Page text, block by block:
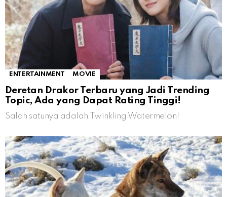
ENTERTAINMENT MOVIE
Deretan Drakor Terbaru yang Jadi Trending
Topic, Ada yang Dapat Rating Tinggi!
Salah satunya adalah Twinkling Watermelon!